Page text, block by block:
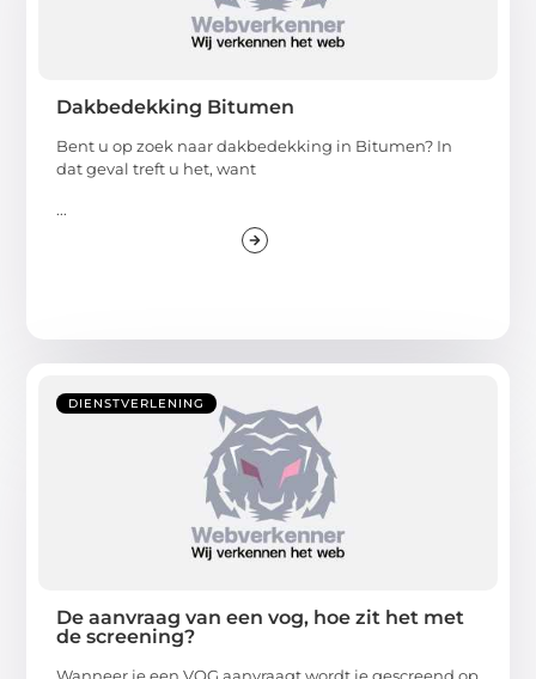
Dakbedekking Bitumen
Bent u op zoek naar dakbedekking in Bitumen? In
dat geval treft u het, want
...
DIENSTVERLENING
De aanvraag van een vog, hoe zit het met
de screening?
Wanneer je een VOG aanvraagt wordt je gescreend op